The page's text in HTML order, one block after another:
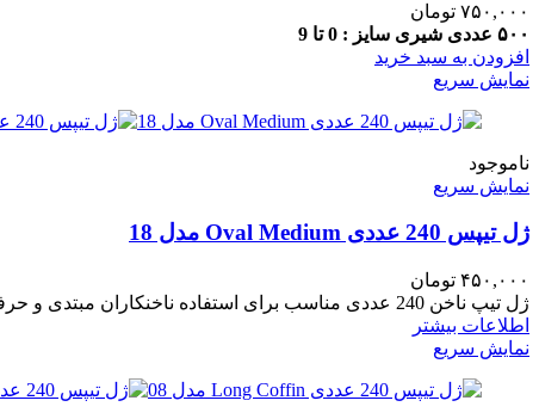
۷۵۰,۰۰۰ تومان
۵۰۰ عددی شیری
سایز : 0 تا 9
افزودن به سبد خرید
نمایش سریع
ناموجود
نمایش سریع
ژل تیپس 240 عددی Oval Medium مدل 18
۴۵۰,۰۰۰ تومان
ژل تیپ ناخن 240 عددی مناسب برای استفاده ناخنکاران مبتدی و حرفه ای تیپ ژل: Oval Medium - مدل 18
اطلاعات بیشتر
نمایش سریع